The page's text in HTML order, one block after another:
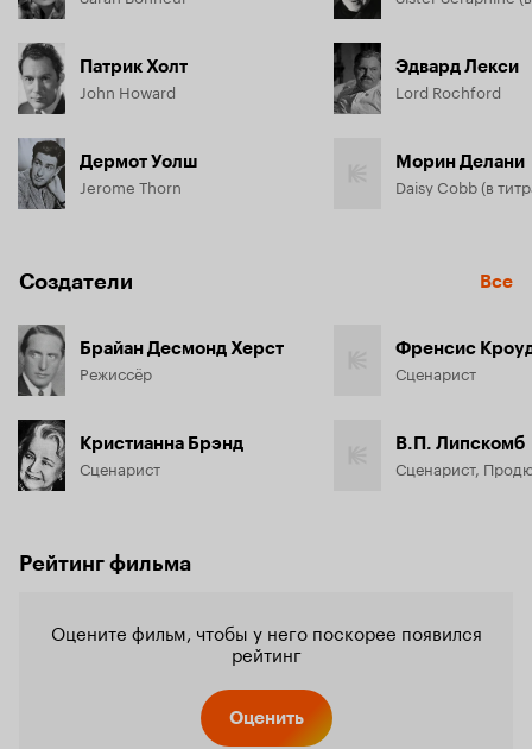
Патрик Холт
John Howard
Дермот Уолш
Jerome Thorn
Эдвард Лекси
Lord Rochford
Морин Делани
Создатели Все
Брайан Десмонд Херст
Режиссёр
Кристианна Брэнд
Сценарист
Френсис
Сценарист
В.П. Липскомб
Сценарист,
Рейтинг фильма
Оцените фильм, чтобы у него поскорее появился
рейтинг
Оценить